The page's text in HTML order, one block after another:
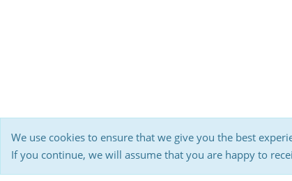
We use cookies to ensure that we give you the best
If you continue, we will assume that you are happy to